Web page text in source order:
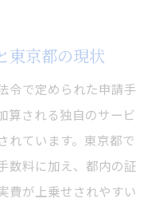
情報とポイント整
どう備えるべきか
しの実務的視点
用負担を抑えるコ
東京都の現状
令で定められた申請手
算される独自のサービ
れています。東京都で
数料に加え、都内の証
費が上乗せされやすい